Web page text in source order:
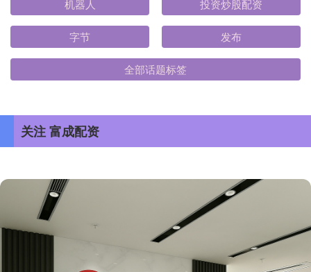
机器人 投资炒股配资
字节 发布
全部话题标签
关注 富成配资